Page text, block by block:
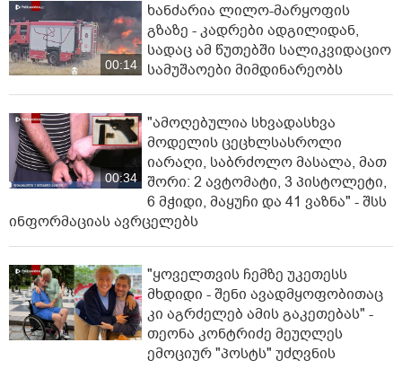
00:14
ხანძარია ლილო-მარყოფის
გზაზე - კადრები ადგილიდან,
სადაც ამ წუთებში სალიკვიდაციო
სამუშაოები მიმდინარეობს
00:34
"ამოღებულია სხვადასხვა
მოდელის ცეცხლსასროლი
იარაღი, საბრძოლო მასალა, მათ
შორი: 2 ავტომატი, 3 პისტოლეტი,
6 მჭიდი, მაყუჩი და 41 ვაზნა" - შსს
ინფორმაციას ავრცელებს
"ყოველთვის ჩემზე უკეთესს
მხდიდი - შენი ავადმყოფობითაც
კი აგრძელებ ამის გაკეთებას" -
თეონა კონტრიძე მეუღლეს
ემოციურ "პოსტს" უძღვნის